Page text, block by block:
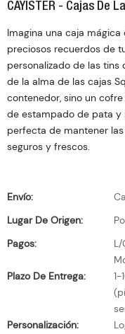
CAYISTER - Cajas De
Imagina una caja
preciosos recuerdos de
personalizado de las
de la alma de las cajas
contenedor, sino un
de estampado de pata y
perfecta de mantener
seguros y frescos.
Envío:
Lugar De Origen:
Pagos:
L/
Plazo De Entrega:
Personalización: